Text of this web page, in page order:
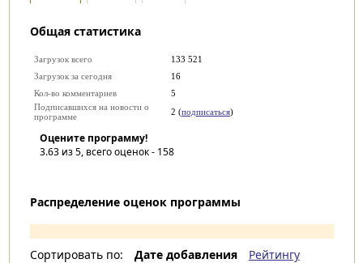
Общая статистика
Загрузок всего
133 521
Загрузок за сегодня
16
Кол-во комментариев
5
Подписавшихся на новости о
программе
2 (подписаться)
Оцените программу!
3.63из 5, всего оценок - 158
Распределение оценок программы
Сортировать по: Дате добавления
Рейтингу